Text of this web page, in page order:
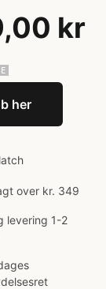
kr
her
over kr. 349
levering 1-2